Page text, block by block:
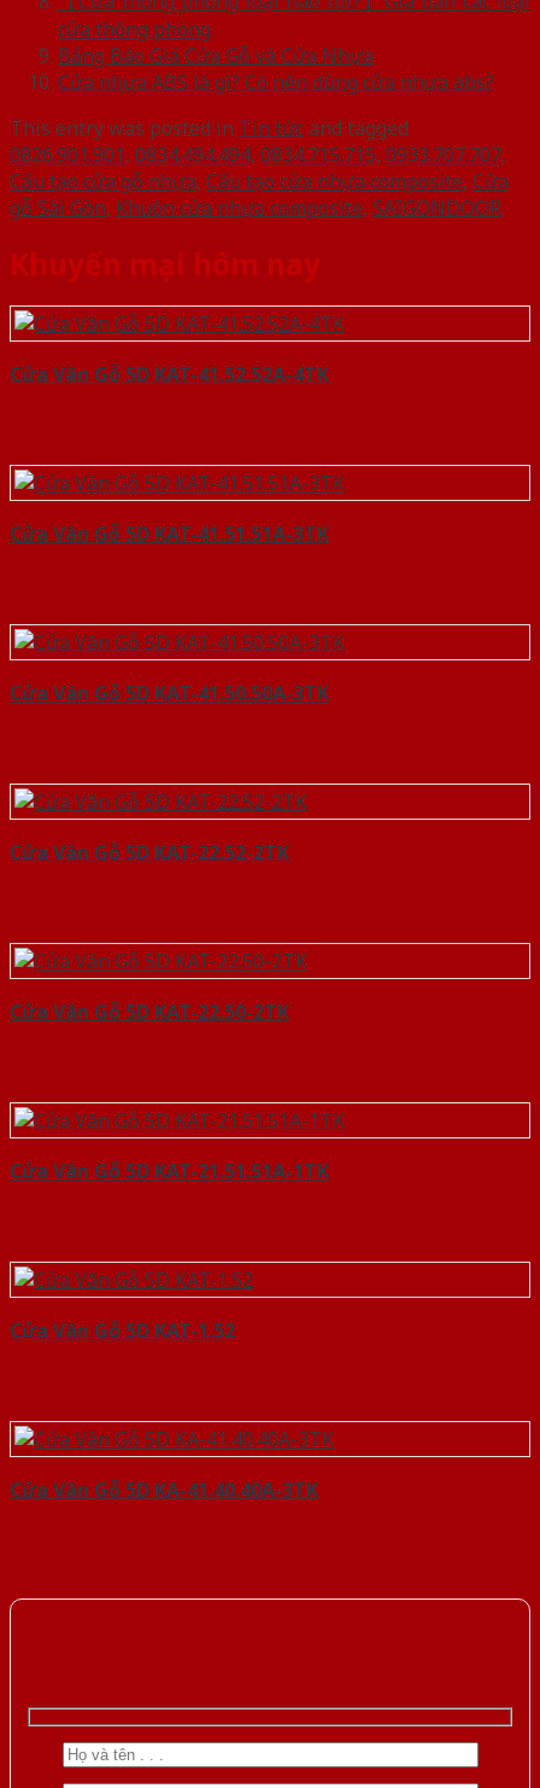
cửa thông phòng
Bảng Báo Giá Cửa Gỗ và Cửa Nhựa
Cửa nhựa ABS là gì? Có nên dùng cửa nhựa abs?
This entry was posted in Tin tứcand tagged
0826.901.901, 0834.494.494, 0834.715.715, 0933.707.707,
Cấu tạo cửa gỗ nhựa, Cấu tạo cửa nhựa composite, Cửa
gỗ Sài Gòn, Khuôn cửa nhựa composite, SAIGONDOOR.
Khuyến mại hôm nay
Cửa Vân Gỗ 5D KAT-41.52.52A-4TK
Cửa Vân Gỗ 5D KAT-41.51.51A-3TK
Cửa Vân Gỗ 5D KAT-41.50.50A-3TK
Cửa Vân Gỗ 5D KAT-22.52-2TK
Cửa Vân Gỗ 5D KAT-22.50-2TK
Cửa Vân Gỗ 5D KAT-21.51.51A-1TK
Cửa Vân Gỗ 5D KAT-1.52
Cửa Vân Gỗ 5D KA-41.40.40A-3TK